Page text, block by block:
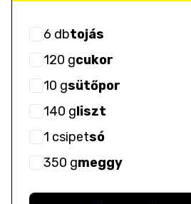
6 dbtojás
120 gcukor
10 gsütőpor
140 gliszt
1 csipetsó
350 gmeggy